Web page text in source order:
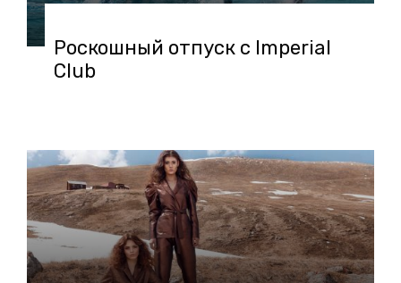
Роскошный отпуск с Imperial
Club